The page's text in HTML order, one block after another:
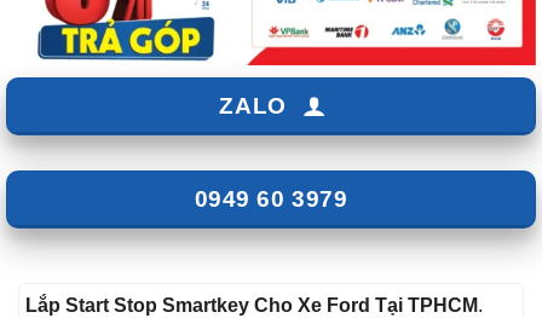
ZALO
0949 60 3979
Lắp Start Stop Smartkey Cho Xe Ford Tại TPHCM.